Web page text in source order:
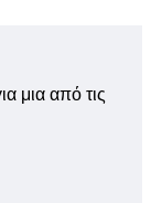
μια από τις